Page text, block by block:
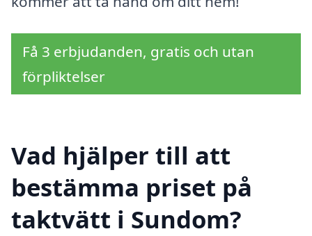
Få 3 erbjudanden, gratis och utan
förpliktelser
Vad hjälper till att
bestämma priset på
taktvätt i Sundom?